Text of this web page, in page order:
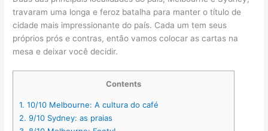
travaram uma longa e feroz batalha para manter o título de
cidade mais impressionante do país. Cada um tem seus
próprios prós e contras, então vamos colocar as cartas na
mesa e deixar você decidir.
Contents
1. 10/10 Melbourne: A cultura do café
2. 9/10 Sydney: as praias